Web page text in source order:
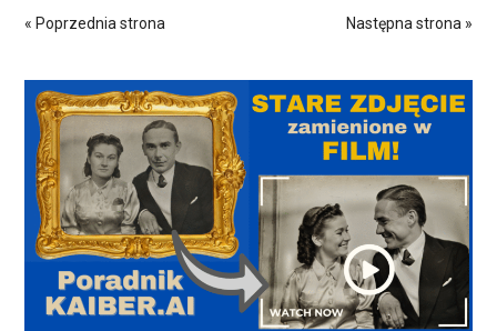
co
skrzynka
mail?
« Poprzednia strona Następna strona »
Pierwszy
panel
boczny